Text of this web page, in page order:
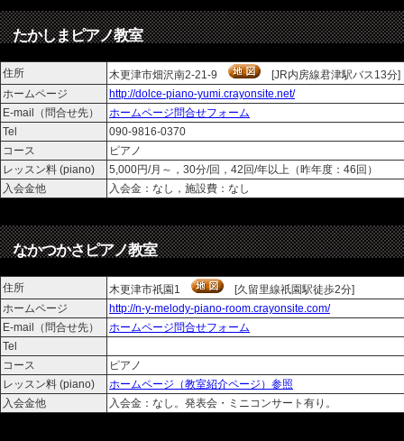
たかしまピアノ教室
住所 木更津市畑沢南2-21-9
[JR内房線君津駅バス13分]
ホームページ
http://dolce-piano-yumi.crayonsite.net/
E-mail（問合せ先）
ホームページ問合せフォーム
Tel
090-9816-0370
コース
ピアノ
レッスン料 (piano)
5,000円/月～，30分/回，42回/年以上（昨年度：46回）
入会金他
入会金：なし，施設費：なし
なかつかさピアノ教室
住所 木更津市祇園1
[久留里線祇園駅徒歩2分]
ホームページ
http://n-y-melody-piano-room.crayonsite.com/
E-mail（問合せ先）
ホームページ問合せフォーム
Tel
コース
ピアノ
レッスン料 (piano)
ホームページ（教室紹介ページ）参照
入会金他
入会金：なし。発表会・ミニコンサート有り。